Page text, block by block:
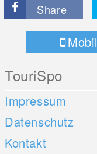
Share
Mobil
TouriSpo
Impressum
Datenschutz
Kontakt